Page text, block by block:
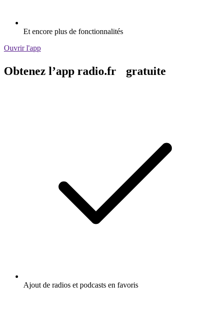
Et encore plus de fonctionnalités
Ouvrir l'app
Obtenez l’app radio.fr gratuite
Ajout de radios et podcasts en favoris